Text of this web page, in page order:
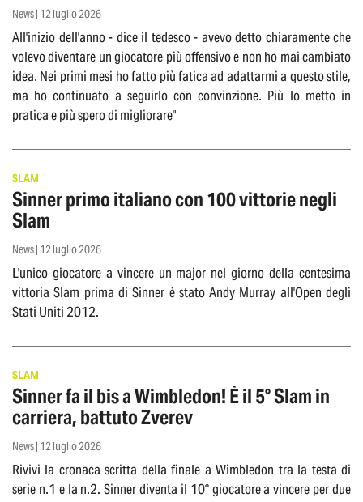
News | 12 luglio 2026
All'inizio dell'anno - dice il tedesco - avevo detto chiaramente che
volevo diventare un giocatore più offensivo e non ho mai cambiato
idea. Nei primi mesi ho fatto più fatica ad adattarmi a questo stile,
ma ho continuato a seguirlo con convinzione. Più lo metto in
pratica e più spero di migliorare"
SLAM
Sinner primo italiano con 100 vittorie negli
Slam
News | 12 luglio 2026
L'unico giocatore a vincere un major nel giorno della centesima
vittoria Slam prima di Sinner è stato Andy Murray all'Open degli
Stati Uniti 2012.
SLAM
Sinner fa il bis a Wimbledon! È il 5° Slam in
carriera, battuto Zverev
News | 12 luglio 2026
Rivivi la cronaca scritta della finale a Wimbledon tra la testa di
serie n.1 e la n.2. Sinner diventa il 10° giocatore a vincere per due